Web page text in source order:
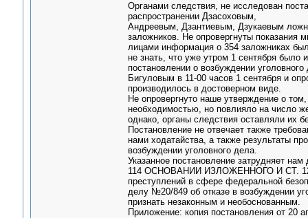
Органами следствия, не исследован
распространении Дзасоховым,
Андреевым, Дзантиевым, Дзукаевым
заложников. Не опровергнуты показания
лицами информация о 354 заложниках
не знать, что уже утром 1 сентября было
постановлении о возбуждении
Бигуловым в 11-00 часов 1 сентября и
производилось в достоверном виде.
Не опровергнуто наше утверждение о
необходимостью, но повлияло на число
однако, органы следствия оставляли их
Постановление не отвечает также
нами ходатайства, а также результаты
возбуждении уголовного дела.
Указанное постановление затрудняет
114 ОСНОВАНИИ ИЗЛОЖЕННОГО И СТ.
преступлений в сфере федеральной
делу №20/849 об отказе в возбуждении
признать незаконным и необоснованным.
Приложение: копия постановления от 20